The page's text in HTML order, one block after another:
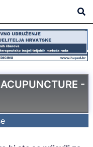
-